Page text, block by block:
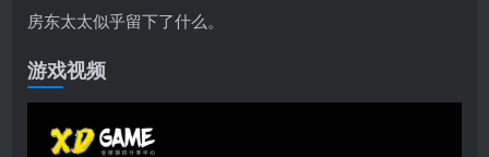
房东太太似乎留下了什么。
游戏视频